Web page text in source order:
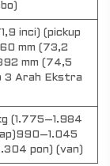
inci) (pickup
mm (73,2
mm (74,5
3 Arah Ekstra
(1.775–1.984
pon) (van)